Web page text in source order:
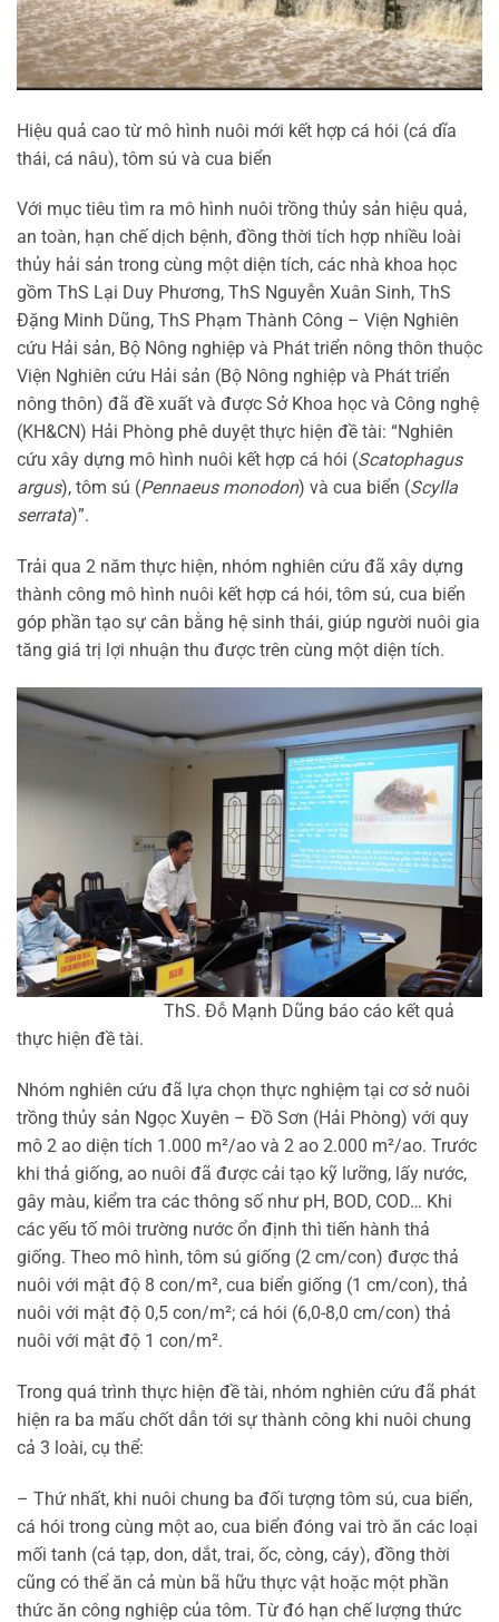
Hiệu quả cao từ mô hình nuôi mới kết hợp cá hói (cá dĩa
thái, cá nâu), tôm sú và cua biển
Với mục tiêu tìm ra mô hình nuôi trồng thủy sản hiệu quả,
an toàn, hạn chế dịch bệnh, đồng thời tích hợp nhiều loài
thủy hải sản trong cùng một diện tích, các nhà khoa học
gồm ThS Lại Duy Phương, ThS Nguyễn Xuân Sinh, ThS
Đặng Minh Dũng, ThS Phạm Thành Công – Viện Nghiên
cứu Hải sản, Bộ Nông nghiệp và Phát triển nông thôn thuộc
Viện Nghiên cứu Hải sản (Bộ Nông nghiệp và Phát triển
nông thôn) đã đề xuất và được Sở Khoa học và Công nghệ
(KH&CN) Hải Phòng phê duyệt thực hiện đề tài: “Nghiên
cứu xây dựng mô hình nuôi kết hợp cá hói (Scatophagus
argus), tôm sú (Pennaeus monodon) và cua biển (Scylla
serrata)”.
Trải qua 2 năm thực hiện, nhóm nghiên cứu đã xây dựng
thành công mô hình nuôi kết hợp cá hói, tôm sú, cua biển
góp phần tạo sự cân bằng hệ sinh thái, giúp người nuôi gia
tăng giá trị lợi nhuận thu được trên cùng một diện tích.
ThS. Đỗ Mạnh Dũng báo cáo kết quả
thực hiện đề tài.
Nhóm nghiên cứu đã lựa chọn thực nghiệm tại cơ sở nuôi
trồng thủy sản Ngọc Xuyên – Đồ Sơn (Hải Phòng) với quy
mô 2 ao diện tích 1.000 m²/ao và 2 ao 2.000 m²/ao. Trước
khi thả giống, ao nuôi đã được cải tạo kỹ lưỡng, lấy nước,
gây màu, kiểm tra các thông số như pH, BOD, COD… Khi
các yếu tố môi trường nước ổn định thì tiến hành thả
giống. Theo mô hình, tôm sú giống (2 cm/con) được thả
nuôi với mật độ 8 con/m², cua biển giống (1 cm/con), thả
nuôi với mật độ 0,5 con/m²; cá hói (6,0-8,0 cm/con) thả
nuôi với mật độ 1 con/m².
Trong quá trình thực hiện đề tài, nhóm nghiên cứu đã phát
hiện ra ba mấu chốt dẫn tới sự thành công khi nuôi chung
cả 3 loài, cụ thể:
– Thứ nhất, khi nuôi chung ba đối tượng tôm sú, cua biển,
cá hói trong cùng một ao, cua biển đóng vai trò ăn các loại
mối tanh (cá tạp, don, dắt, trai, ốc, còng, cáy), đồng thời
cũng có thể ăn cả mùn bã hữu thực vật hoặc một phần
thức ăn công nghiệp của tôm. Từ đó hạn chế lượng thức